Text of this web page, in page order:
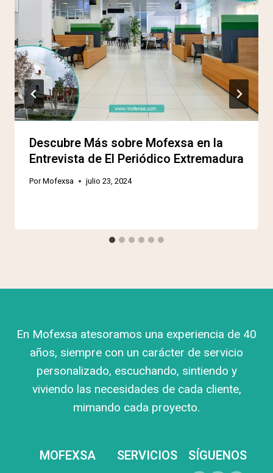
Descubre Más sobre Mofexsa en la
Entrevista de El Periódico Extremadura
Por Mofexsa julio 23, 2024
En Mofexsa atesoramos una experiencia de 40
años, siempre con un carácter de servicio
personalizado, escuchando, sintiendo y
viviendo las necesidades de cada cliente,
mimando cada proyecto.
MOFEXSA SERVICIOS SÍGUENOS